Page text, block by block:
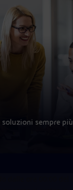
soluzioni sempre più